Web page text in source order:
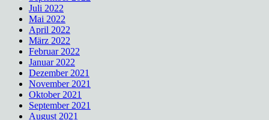
Juli 2022
Mai 2022
April 2022
März 2022
Februar 2022
Januar 2022
Dezember 2021
November 2021
Oktober 2021
September 2021
August 2021